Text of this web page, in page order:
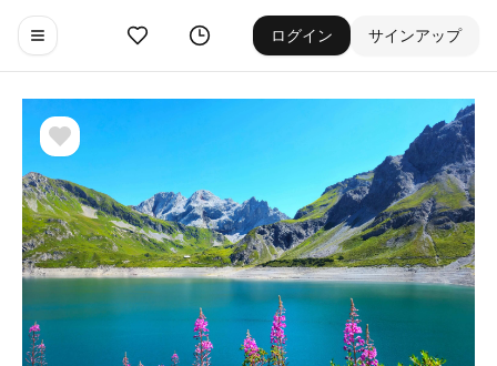
Toggle navigation menu
お気に入りゲーム履歴 ログイン サインアップ